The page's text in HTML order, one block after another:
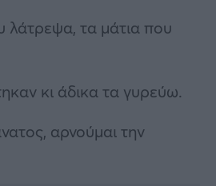
λάτρεψα, τα μάτια που
κι άδικα τα γυρεύω.
αρνούμαι την